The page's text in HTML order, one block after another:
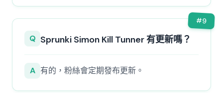
#9
Q Sprunki Simon Kill Tunner 有更新嗎？
A 有的，粉絲會定期發布更新。